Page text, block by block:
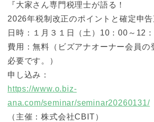
『大家さん専門税理士が語る！
2026年税制改正のポイントと確定申告
日時：１月３１日（土）10：00～12
費用：無料（ビズアナオーナー会員の
必要です。）
申し込み：
https://www.o.biz-
ana.com/seminar/seminar20260131/
（主催：株式会社CBIT）